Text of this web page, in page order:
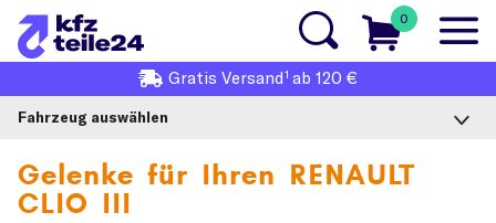
0
Gratis Versand1 ab 120 €
Fahrzeug auswählen
Gelenke für Ihren RENAULT
CLIO III